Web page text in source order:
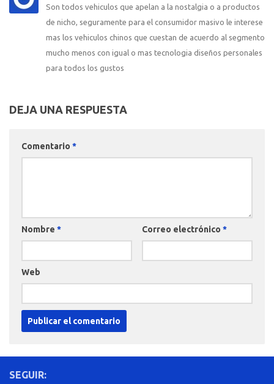
Son todos vehiculos que apelan a la nostalgia o a productos
de nicho, seguramente para el consumidor masivo le interese
mas los vehiculos chinos que cuestan de acuerdo al segmento
mucho menos con igual o mas tecnologia diseños personales
para todos los gustos
DEJA UNA RESPUESTA
Comentario *
Nombre * Correo electrónico *
Web
SEGUIR: